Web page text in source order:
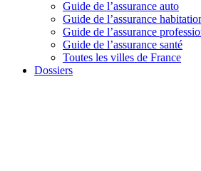
Guide de l’assurance auto
Guide de l’assurance
Guide de l’assurance
Guide de l’assurance santé
Toutes les villes de France
Dossiers